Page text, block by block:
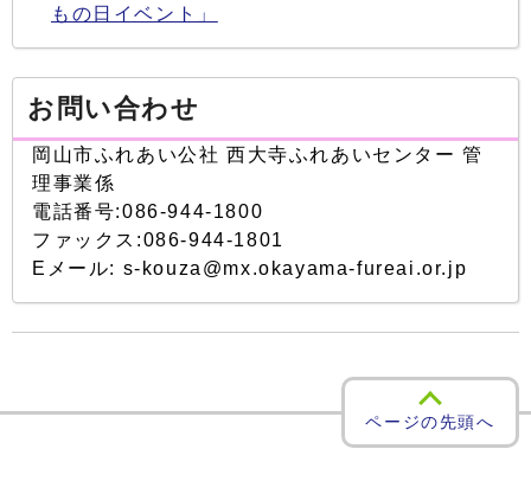
もの日イベント」
お問い合わせ
岡山市ふれあい公社 西大寺ふれあいセンター 管
理事業係
電話番号:086-944-1800
ファックス:086-944-1801
Eメール: s-kouza@mx.okayama-fureai.or.jp
ページの先頭へ